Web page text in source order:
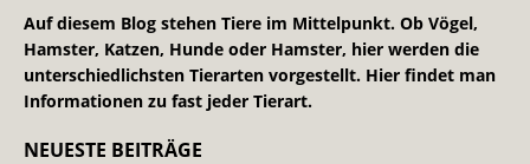
Auf diesem Blog stehen Tiere im Mittelpunkt. Ob Vögel,
Hamster, Katzen, Hunde oder Hamster, hier werden die
unterschiedlichsten Tierarten vorgestellt. Hier findet man
Informationen zu fast jeder Tierart.
NEUESTE BEITRÄGE